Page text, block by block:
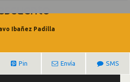
Ibañez Padilla
Pin Envía SMS